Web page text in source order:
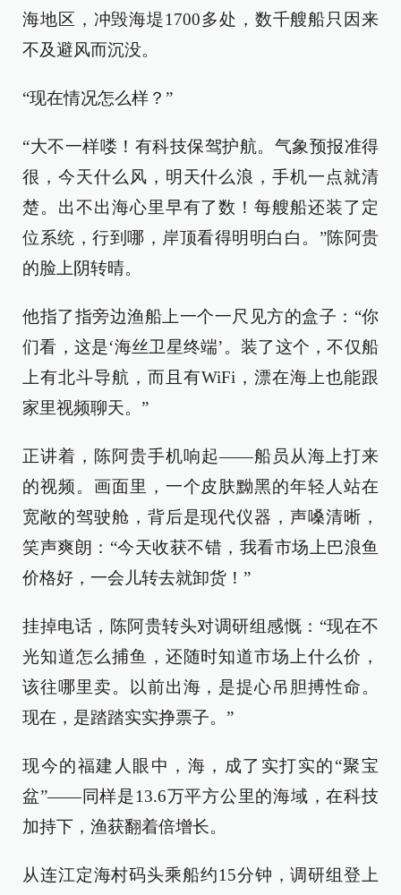
海地区，冲毁海堤1700多处，数千艘船只因来
不及避风而沉没。
“现在情况怎么样？”
“大不一样喽！有科技保驾护航。气象预报准得
很，今天什么风，明天什么浪，手机一点就清
楚。出不出海心里早有了数！每艘船还装了定
位系统，行到哪，岸顶看得明明白白。”陈阿贵
的脸上阴转晴。
他指了指旁边渔船上一个一尺见方的盒子：“你
们看，这是‘海丝卫星终端’。装了这个，不仅船
上有北斗导航，而且有WiFi，漂在海上也能跟
家里视频聊天。”
正讲着，陈阿贵手机响起——船员从海上打来
的视频。画面里，一个皮肤黝黑的年轻人站在
宽敞的驾驶舱，背后是现代仪器，声嗓清晰，
笑声爽朗：“今天收获不错，我看市场上巴浪鱼
价格好，一会儿转去就卸货！”
挂掉电话，陈阿贵转头对调研组感慨：“现在不
光知道怎么捕鱼，还随时知道市场上什么价，
该往哪里卖。以前出海，是提心吊胆搏性命。
现在，是踏踏实实挣票子。”
现今的福建人眼中，海，成了实打实的“聚宝
盆”——同样是13.6万平方公里的海域，在科技
加持下，渔获翻着倍增长。
从连江定海村码头乘船约15分钟，调研组登上